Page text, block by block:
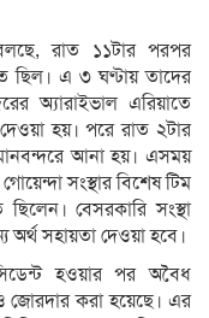
রাত ১১টার পরপর
ছিল। এ ৩ ঘণ্টায় তাদের
অ্যারাইভাল এরিয়াতে
হয়। পরে রাত ২টার
আনা হয়। এসময়
সংস্থার বিশেষ টিম
ছিলেন। বেসরকারি সংস্থা
অর্থ সহায়তা দেওয়া হবে।
হওয়ার পর অবৈধ
জোরদার করা হয়েছে। এর